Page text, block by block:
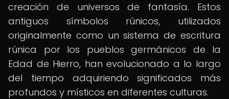
creación de universos de fantasía. Estos
antiguos símbolos rúnicos, utilizados
originalmente como un sistema de escritura
rúnica por los pueblos germánicos de la
Edad de Hierro, han evolucionado a lo largo
del tiempo adquiriendo significados más
profundos y místicos en diferentes culturas.